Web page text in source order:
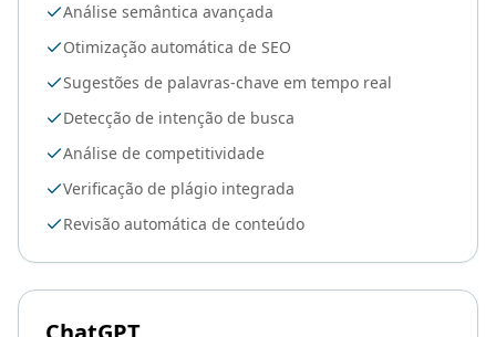
Análise semântica avançada
Otimização automática de SEO
Sugestões de palavras-chave em tempo real
Detecção de intenção de busca
Análise de competitividade
Verificação de plágio integrada
Revisão automática de conteúdo